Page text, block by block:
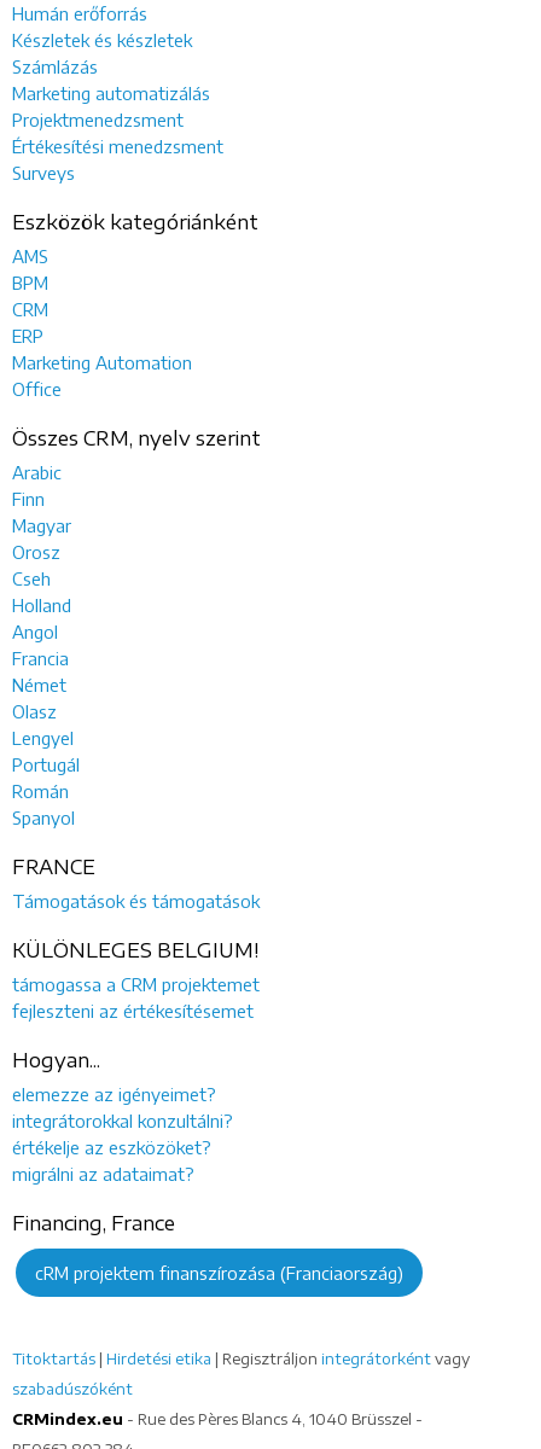
Humán erőforrás
Készletek és készletek
Számlázás
Marketing automatizálás
Projektmenedzsment
Értékesítési menedzsment
Surveys
Eszközök kategóriánként
AMS
BPM
CRM
ERP
Marketing Automation
Office
Összes CRM, nyelv szerint
Arabic
Finn
Magyar
Orosz
Cseh
Holland
Angol
Francia
Német
Olasz
Lengyel
Portugál
Román
Spanyol
FRANCE
Támogatások és támogatások
KÜLÖNLEGES BELGIUM!
támogassa a CRM projektemet
fejleszteni az értékesítésemet
Hogyan...
elemezze az igényeimet?
integrátorokkal konzultálni?
értékelje az eszközöket?
migrálni az adataimat?
Financing, France
cRM projektem finanszírozása (Franciaország)
Titoktartás | Hirdetési etika | Regisztráljon integrátorként vagy
szabadúszóként
CRMindex.eu - Rue des Pères Blancs 4, 1040 Brüsszel -